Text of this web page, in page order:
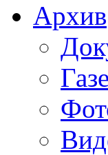
Архив